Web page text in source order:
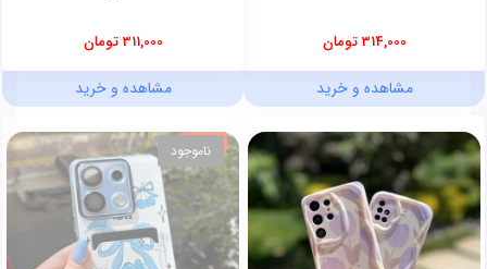
314,000 تومان
مشاهده و خرید
311,000 تومان
مشاهده و خرید
23%
ناموجود